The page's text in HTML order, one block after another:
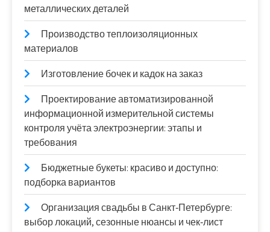
металлических деталей
Производство теплоизоляционных
материалов
Изготовление бочек и кадок на заказ
Проектирование автоматизированной
информационной измерительной системы
контроля учёта электроэнергии: этапы и
требования
Бюджетные букеты: красиво и доступно:
подборка вариантов
Организация свадьбы в Санкт‑Петербурге:
выбор локаций, сезонные нюансы и чек‑лист